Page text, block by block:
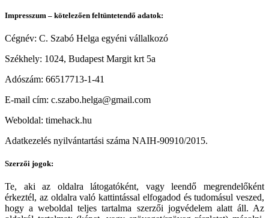
Impresszum – kötelezően feltüntetendő adatok:
Cégnév: C. Szabó Helga egyéni vállalkozó
Székhely: 1024, Budapest Margit krt 5a
Adószám: 66517713-1-41
E-mail cím: c.szabo.helga@gmail.com
Weboldal: timehack.hu
Adatkezelés nyilvántartási száma NAIH-90910/2015.
Szerzői jogok:
Te, aki az oldalra látogatóként, vagy leendő megrendelőként
érkeztél, az oldalra való kattintással elfogadod és tudomásul veszed,
hogy a weboldal teljes tartalma szerzői jogvédelem alatt áll. Az